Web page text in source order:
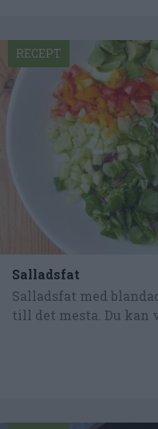
Salladsfat
Salladsfat med
till det mesta. Du kan
RECEPT